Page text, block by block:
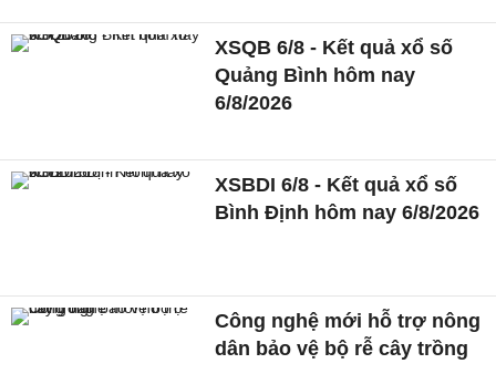
XSQB 6/8 - Kết quả xổ số
Quảng Bình hôm nay
6/8/2026
XSBDI 6/8 - Kết quả xổ số
Bình Định hôm nay 6/8/2026
Công nghệ mới hỗ trợ nông
dân bảo vệ bộ rễ cây trồng